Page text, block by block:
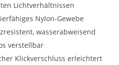
Lichtverhältnissen
Nylon-Gewebe
wasserabweisend
verstellbar
Klickverschluss erleichtert